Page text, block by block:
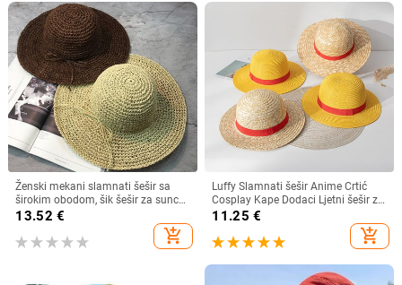
Ženski mekani slamnati šešir sa
širokim obodom, šik šešir za sunce
Sklopivi ljetni slamnati šeširi za
plažu za žene Kape za djevojčice
Ženski šeširi od rafije
13.52 €
add_shopping_cart
Luffy Slamnati šešir Anime Crtić
Cosplay Kape Dodaci Ljetni šešir za
sunce Suncobran Šešir za roditelje i
dijete Luffy šešir za žene Muškarci
11.25 €
add_shopping_cart